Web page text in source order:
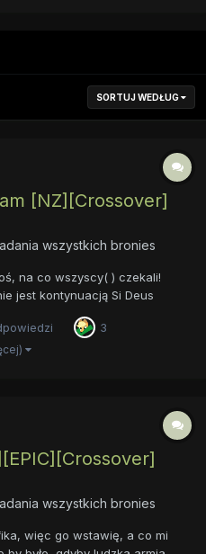
SORTUJ WEDŁUG
[NZ][Crossover]
wszystkich bronies
na co wszyscy( ) czekali!
jest kontynuacją Si Deus
Po prostu - dalsze przygody
kumotrów. AD 1639.
3
wszystkich bronies
więc go wstawię, a co mi